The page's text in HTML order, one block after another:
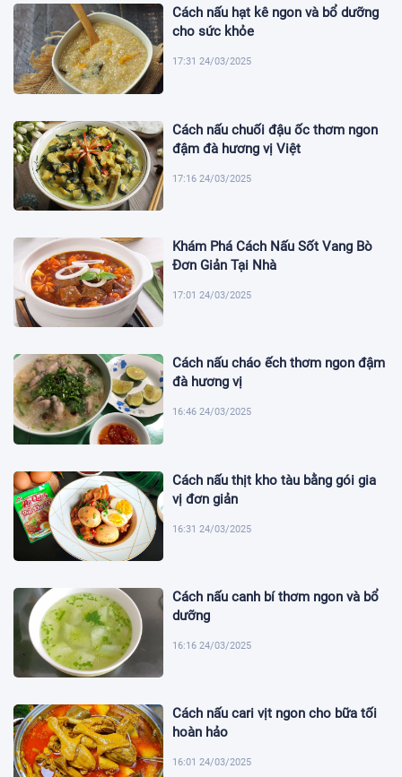
Cách nấu hạt kê ngon và bổ dưỡng
cho sức khỏe
17:31 24/03/2025
Cách nấu chuối đậu ốc thơm ngon
đậm đà hương vị Việt
17:16 24/03/2025
Khám Phá Cách Nấu Sốt Vang Bò
Đơn Giản Tại Nhà
17:01 24/03/2025
Cách nấu cháo ếch thơm ngon đậm
đà hương vị
16:46 24/03/2025
Cách nấu thịt kho tàu bằng gói gia
vị đơn giản
16:31 24/03/2025
Cách nấu canh bí thơm ngon và bổ
dưỡng
16:16 24/03/2025
Cách nấu cari vịt ngon cho bữa tối
hoàn hảo
16:01 24/03/2025